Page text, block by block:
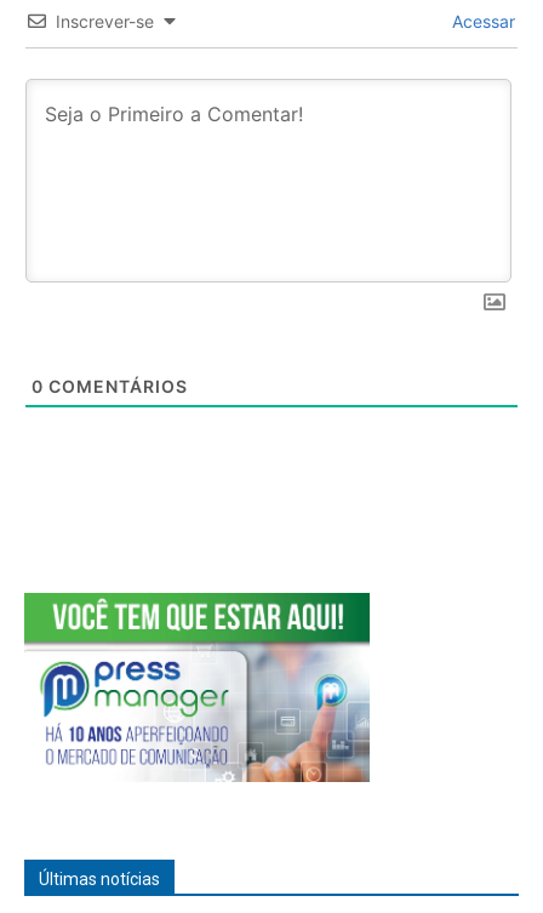
Inscrever-se Acessar
0 COMENTÁRIOS
Últimas notícias